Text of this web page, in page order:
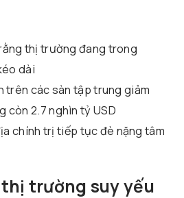
thị trường đang trong
dài
trên các sàn tập trung giảm
còn 2.7 nghìn tỷ USD
chính trị tiếp tục đè nặng tâm
trường suy yếu